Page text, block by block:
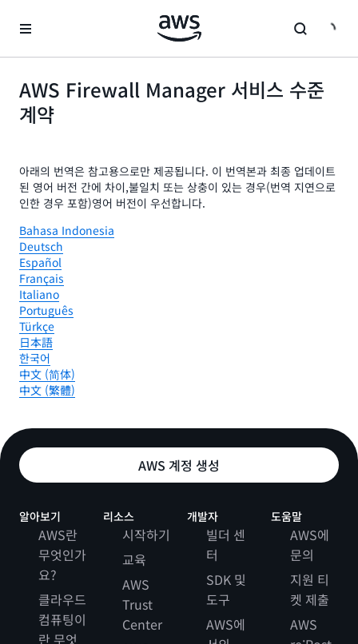
AWS Firewall Manager 서비스 수준
계약
아래의 번역은 참고용으로만 제공됩니다. 이 번역본과 최종 업데이트
된 영어 버전 간에 차이,불일치 또는 상충이 있는 경우(번역 지연으로
인한 경우 포함)영어 버전이 우선합니다.
Bahasa Indonesia
Deutsch
Español
Français
Italiano
Português
Türkçe
日本語
한국어
中文 (简体)
中文 (繁體)
AWS 계정 생성
알아보기
AWS란
무엇인가
요?
클라우드
컴퓨팅이
란 무엇
리소스
시작하기
교육
AWS
Trust
Center
개발자
빌더 센
터
SDK 및
도구
AWS에
도움말
AWS에
문의
지원 티
켓 제출
AWS